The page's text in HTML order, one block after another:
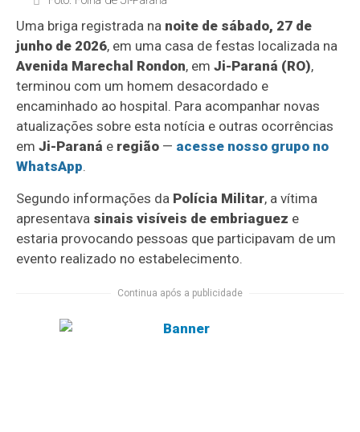
Uma briga registrada na noite de sábado, 27 de
junho de 2026, em uma casa de festas localizada na
Avenida Marechal Rondon, emJi-Paraná (RO),
terminou com um homem desacordado e
encaminhado ao hospital. Para acompanhar novas
atualizações sobre esta notícia e outras ocorrências
em Ji-Paraná e região — acesse nosso grupo no
WhatsApp.
Segundo informações da Polícia Militar, a vítima
apresentava sinais visíveis de embriaguez e
estaria provocando pessoas que participavam de um
evento realizado no estabelecimento.
Continua após a publicidade